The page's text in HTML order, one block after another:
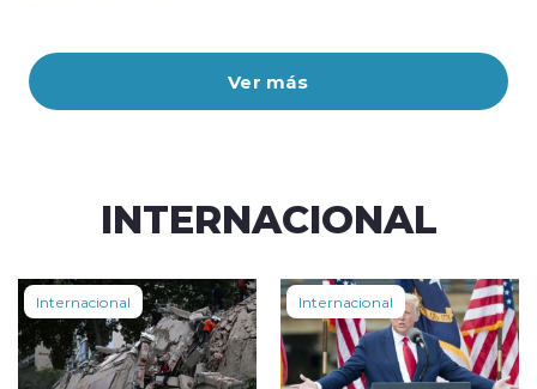
Ver más
INTERNACIONAL
Internacional Internacional